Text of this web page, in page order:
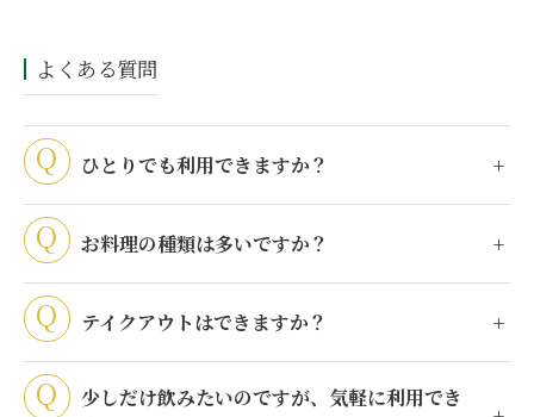
よくある質問
ひとりでも利用できますか？
お料理の種類は多いですか？
テイクアウトはできますか？
少しだけ飲みたいのですが、気軽に利用でき